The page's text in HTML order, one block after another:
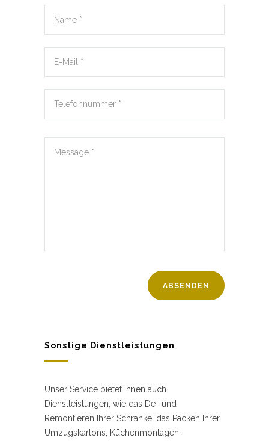
Sonstige Dienstleistungen
Unser Service bietet Ihnen auch
Dienstleistungen, wie das De- und
Remontieren Ihrer Schränke, das Packen Ihrer
Umzugskartons, Küchenmontagen.